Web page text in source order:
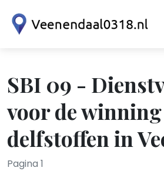
SBI 09 -
voor de
delfstoffen in
Pagina 1